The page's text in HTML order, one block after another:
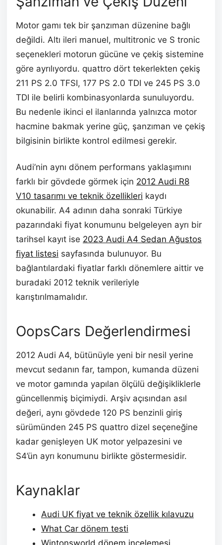
Motor gamı tek bir şanzıman düzenine bağlı
değildi. Altı ileri manuel, multitronic ve S tronic
seçenekleri motorun gücüne ve çekiş sistemine
göre ayrılıyordu. quattro dört tekerlekten çekiş
211 PS 2.0 TFSI, 177 PS 2.0 TDI ve 245 PS 3.0
TDI ile belirli kombinasyonlarda sunuluyordu.
Bu nedenle ikinci el ilanlarında yalnızca motor
hacmine bakmak yerine güç, şanzıman ve çekiş
bilgisinin birlikte kontrol edilmesi gerekir.
Audi’nin aynı dönem performans yaklaşımını
farklı bir gövdede görmek için 2012 Audi R8
V10 tasarımı ve teknik özellikleri kaydı
okunabilir. A4 adının daha sonraki Türkiye
pazarındaki fiyat konumunu belgeleyen ayrı bir
tarihsel kayıt ise 2023 Audi A4 Sedan Ağustos
fiyat listesi sayfasında bulunuyor. Bu
bağlantılardaki fiyatlar farklı dönemlere aittir ve
buradaki 2012 teknik verileriyle
karıştırılmamalıdır.
OopsCars Değerlendirmesi
2012 Audi A4, bütünüyle yeni bir nesil yerine
mevcut sedanın far, tampon, kumanda düzeni
ve motor gamında yapılan ölçülü değişikliklerle
güncellenmiş biçimiydi. Arşiv açısından asıl
değeri, aynı gövdede 120 PS benzinli giriş
sürümünden 245 PS quattro dizel seçeneğine
kadar genişleyen UK motor yelpazesini ve
S4’ün ayrı konumunu birlikte göstermesidir.
Kaynaklar
Audi UK fiyat ve teknik özellik kılavuzu
What Car dönem testi
Wintonsworld dönem incelemesi